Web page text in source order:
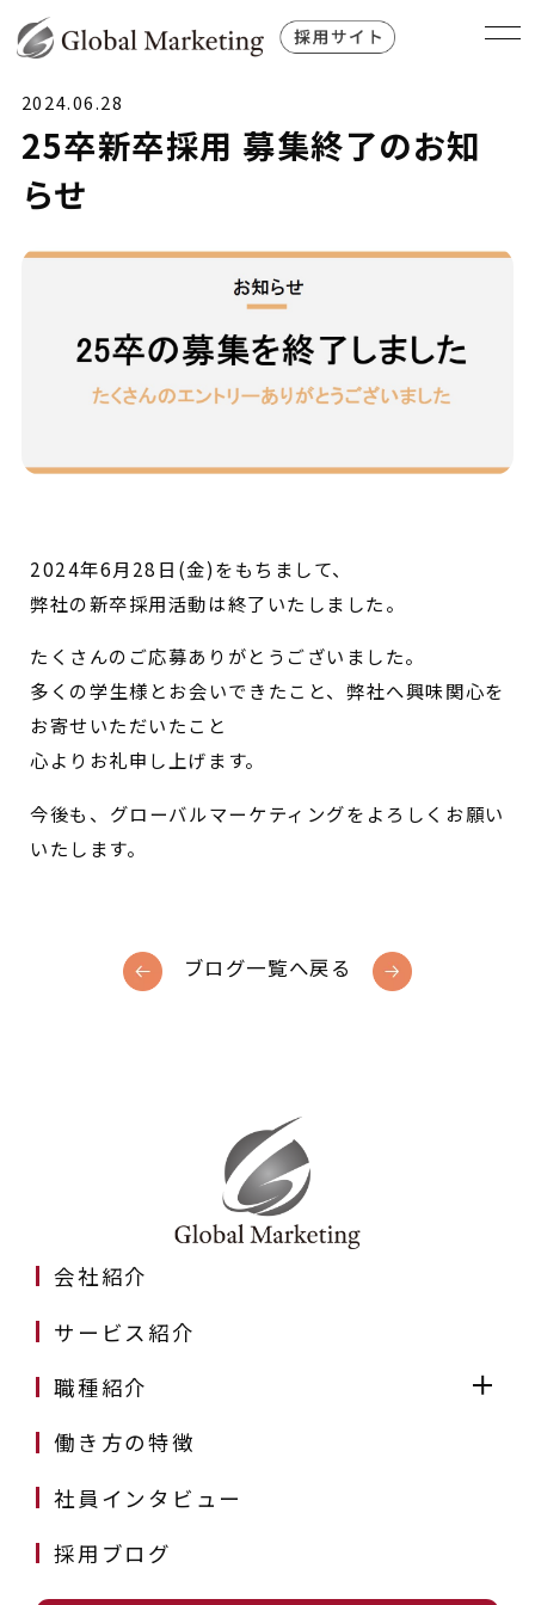
2024.06.28
25卒新卒採用 募集終了のお知
らせ
2024年6月28日(金)をもちまして、
弊社の新卒採用活動は終了いたしました。
たくさんのご応募ありがとうございました。
多くの学生様とお会いできたこと、弊社へ興味関心を
お寄せいただいたこと
心よりお礼申し上げます。
今後も、グローバルマーケティングをよろしくお願い
いたします。
ブログ一覧へ戻る
会社紹介
サービス紹介
職種紹介
働き方の特徴
社員インタビュー
採用ブログ